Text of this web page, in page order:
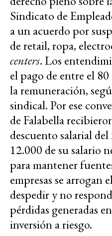
Sindicato de
a un acuerdo por
de retail, ropa,
centers. Los
el pago de entre el
la remuneración,
sindical. Por ese
de Falabella
descuento salarial
12.000 de su salario
para mantener
empresas se arrogan
despedir y no
pérdidas generadas
inversión a riesgo.